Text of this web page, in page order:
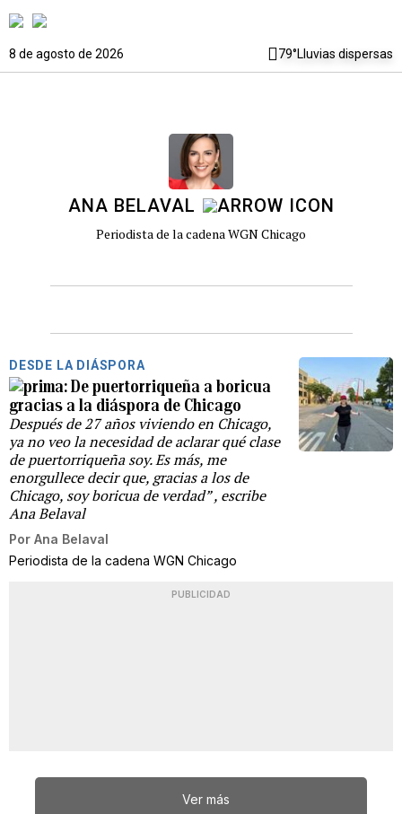
8 de agosto de 2026 79°Lluvias dispersas
ANA BELAVAL
Periodista de la cadena WGN Chicago
DESDE LA DIÁSPORA
De puertorriqueña a boricua
gracias a la diáspora de Chicago
Después de 27 años viviendo en Chicago,
ya no veo la necesidad de aclarar qué clase
de puertorriqueña soy. Es más, me
enorgullece decir que, gracias a los de
Chicago, soy boricua de verdad” , escribe
Ana Belaval
Por Ana Belaval
Periodista de la cadena WGN Chicago
PUBLICIDAD
Ver más